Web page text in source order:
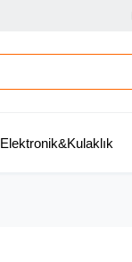
Elektronik&Kulaklık